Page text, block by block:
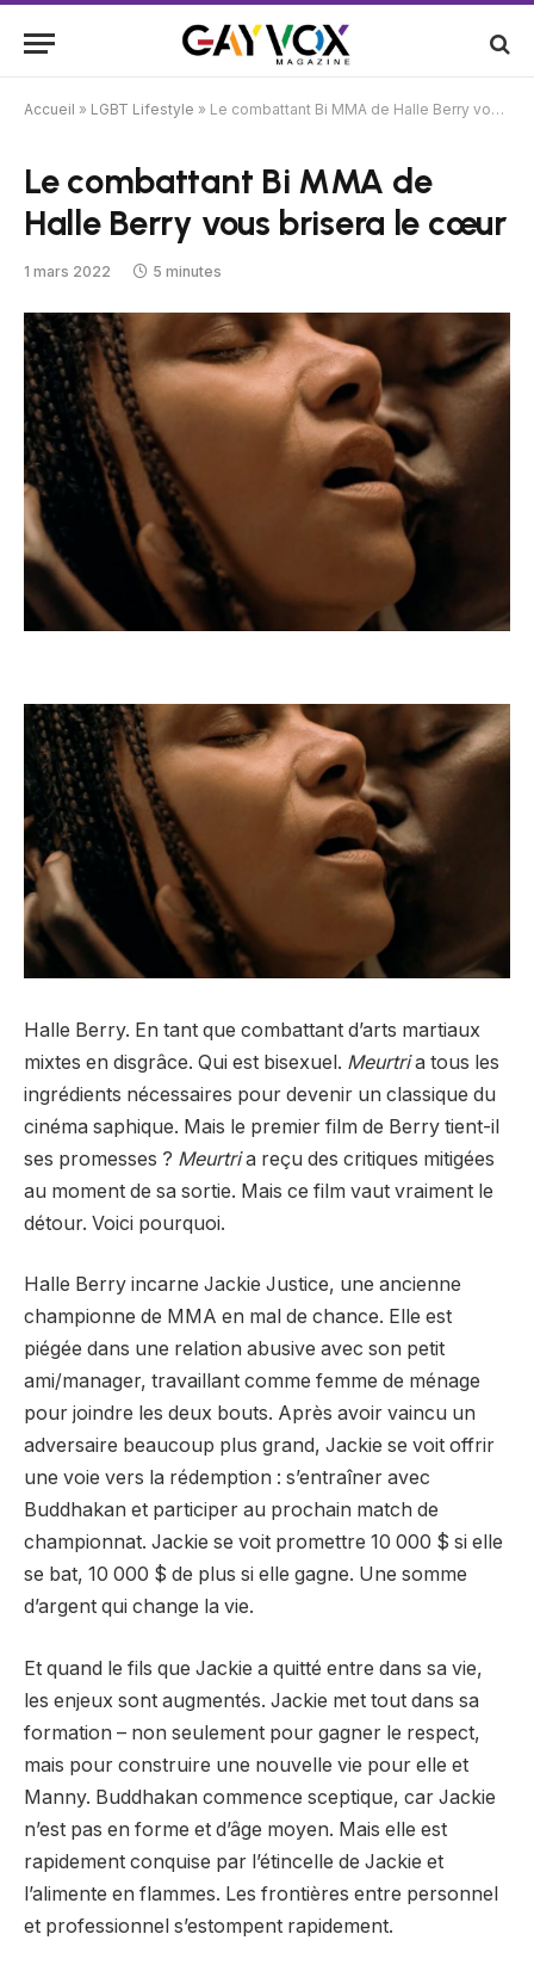
Accueil » LGBT Lifestyle » Le combattant Bi MMA de Halle Berry vous brisera le cœur
Le combattant Bi MMA de
Halle Berry vous brisera le cœur
1 mars 2022 5 minutes
Halle Berry. En tant que combattant d’arts martiaux
mixtes en disgrâce. Qui est bisexuel. Meurtria tous les
ingrédients nécessaires pour devenir un classique du
cinéma saphique. Mais le premier film de Berry tient-il
ses promesses ? Meurtria reçu des critiques mitigées
au moment de sa sortie. Mais ce film vaut vraiment le
détour. Voici pourquoi.
Halle Berry incarne Jackie Justice, une ancienne
championne de MMA en mal de chance. Elle est
piégée dans une relation abusive avec son petit
ami/manager, travaillant comme femme de ménage
pour joindre les deux bouts. Après avoir vaincu un
adversaire beaucoup plus grand, Jackie se voit offrir
une voie vers la rédemption : s’entraîner avec
Buddhakan et participer au prochain match de
championnat. Jackie se voit promettre 10 000 $ si elle
se bat, 10 000 $ de plus si elle gagne. Une somme
d’argent qui change la vie.
Et quand le fils que Jackie a quitté entre dans sa vie,
les enjeux sont augmentés. Jackie met tout dans sa
formation – non seulement pour gagner le respect,
mais pour construire une nouvelle vie pour elle et
Manny. Buddhakan commence sceptique, car Jackie
n’est pas en forme et d’âge moyen. Mais elle est
rapidement conquise par l’étincelle de Jackie et
l’alimente en flammes. Les frontières entre personnel
et professionnel s’estompent rapidement.